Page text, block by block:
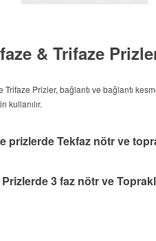
& Trifaze
Trifaze Prizler, bağlantı ve bağlantı
kullanılır.
prizlerde Tekfaz nötr ve
3 faz nötr ve